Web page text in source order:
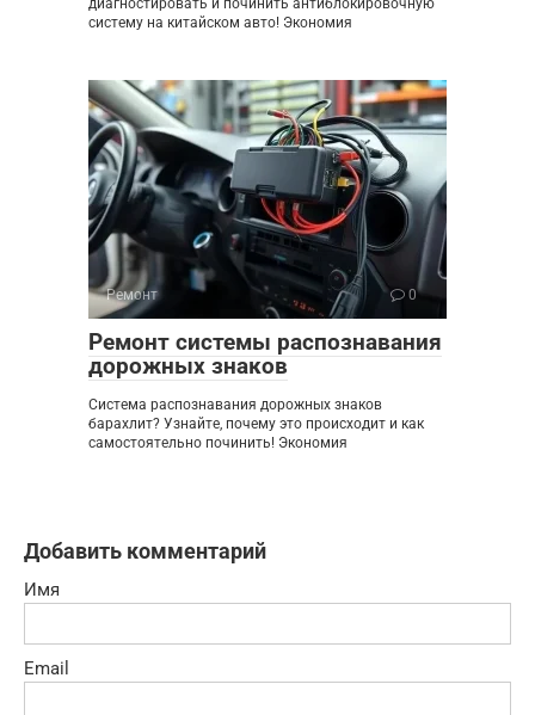
систему на китайском авто! Экономия
Ремонт 0
Ремонт системы распознавания
дорожных знаков
Система распознавания дорожных знаков
барахлит? Узнайте, почему это происходит и как
самостоятельно починить! Экономия
Добавить комментарий
Имя
Email